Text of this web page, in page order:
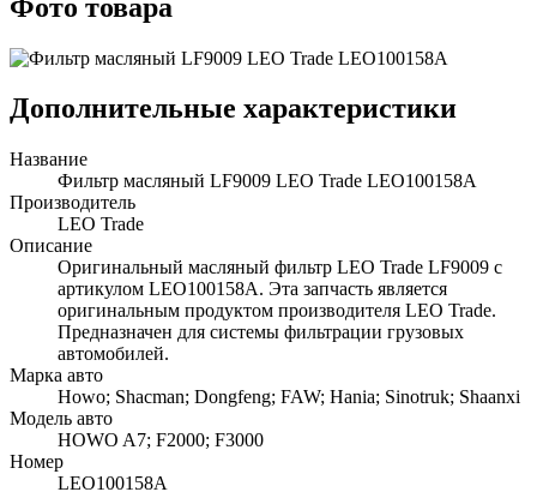
Фото товара
Дополнительные характеристики
Название
Фильтр масляный LF9009 LEO Trade LEO100158A
Производитель
LEO Trade
Описание
Оригинальный масляный фильтр LEO Trade LF9009 с
артикулом LEO100158A. Эта запчасть является
оригинальным продуктом производителя LEO Trade.
Предназначен для системы фильтрации грузовых
автомобилей.
Марка авто
Howo; Shacman; Dongfeng; FAW; Hania; Sinotruk; Shaanxi
Модель авто
HOWO A7; F2000; F3000
Номер
LEO100158A